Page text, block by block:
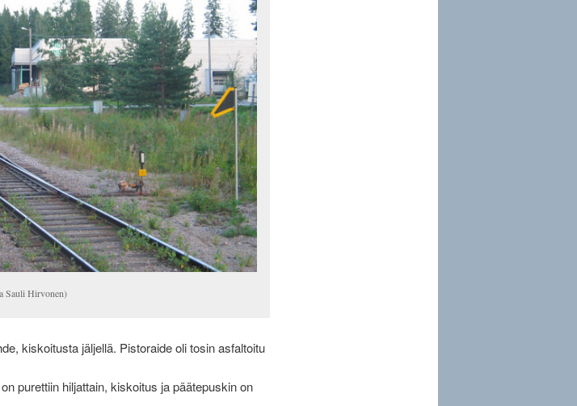
Sauli Hirvonen)
kiskoitusta jäljellä. Pistoraide oli tosin asfaltoitu
purettiin hiljattain, kiskoitus ja päätepuskin on